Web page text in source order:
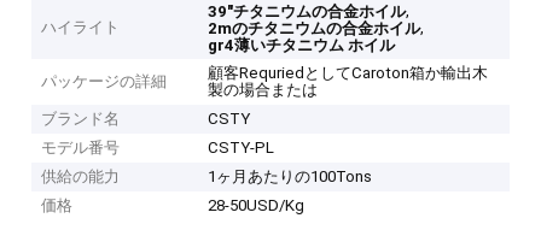
ハイライト
39"チタニウムの合金ホイル,
2mのチタニウムの合金ホイル,
gr4薄いチタニウム ホイル
パッケージの詳細
顧客RequriedとしてCaroton箱か輸出木
製の場合または
ブランド名
CSTY
モデル番号
CSTY-PL
供給の能力
1ヶ月あたりの100Tons
価格
28-50USD/Kg